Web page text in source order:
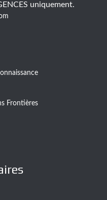
uniquement.
Frontières